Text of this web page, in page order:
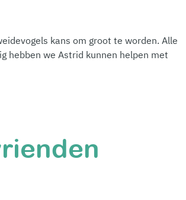
kans om groot te worden. Alle
hebben we Astrid kunnen helpen met